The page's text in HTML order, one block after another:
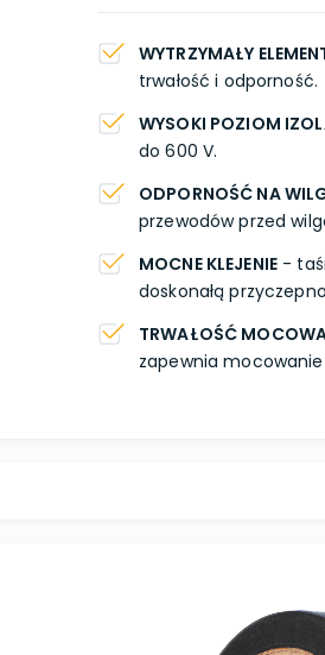
WYTRZYMAŁY
trwałość i odporność.
WYSOKI POZIOM
do 600 V.
ODPORNOŚĆ NA
przewodów przed
MOCNE KLEJENIE-
doskonałą
TRWAŁOŚĆ
zapewnia mocowanie